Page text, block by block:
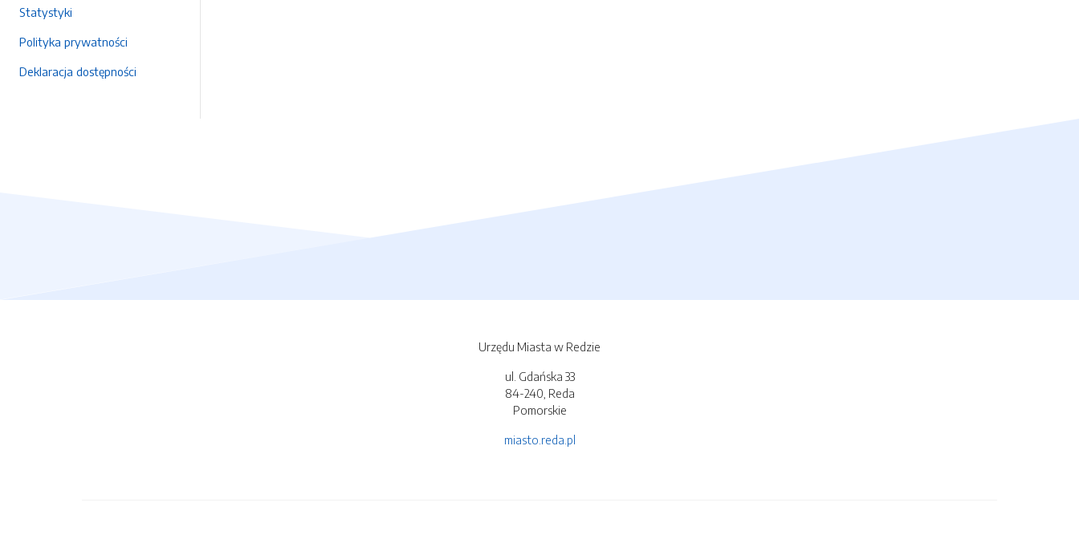
Statystyki
Polityka prywatności
Deklaracja dostępności
Urzędu Miasta w Redzie
ul. Gdańska 33
84-240, Reda
Pomorskie
miasto.reda.pl